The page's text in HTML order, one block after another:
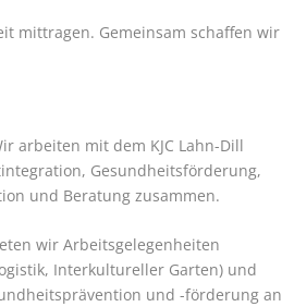
mittragen. Gemeinsam schaffen wir
arbeiten mit dem KJC Lahn-Dill
Gesundheitsförderung,
und Beratung zusammen.
wir Arbeitsgelegenheiten
Interkultureller Garten) und
und -förderung an